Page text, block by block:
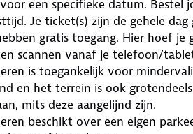
een specifieke datum.
Je ticket(s) zijn de gehele dag
gratis toegang. Hier hoef
scannen vanaf je telefoon/
is toegankelijk voor
en het terrein is ook
mits deze aangelijnd zijn.
beschikt over een eigen